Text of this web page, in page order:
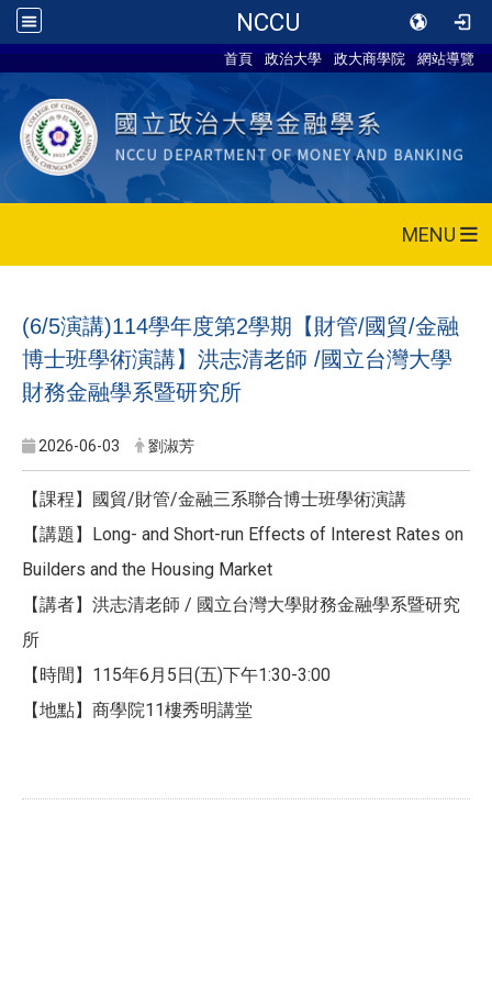
NCCU
首頁 政治大學 政大商學院 網站導覽
MENU
(6/5演講)114學年度第2學期【財管/國貿/金融
博士班學術演講】洪志清老師 /國立台灣大學
財務金融學系暨研究所
2026-06-03 劉淑芳
【課程】國貿/財管/金融三系聯合博士班學術演講
【講題】Long- and Short-run Effects of Interest Rates on
Builders and the Housing Market
【講者】洪志清老師 / 國立台灣大學財務金融學系暨研究
所
【時間】115年6月5日(五)下午1:30-3:00
【地點】商學院11樓秀明講堂